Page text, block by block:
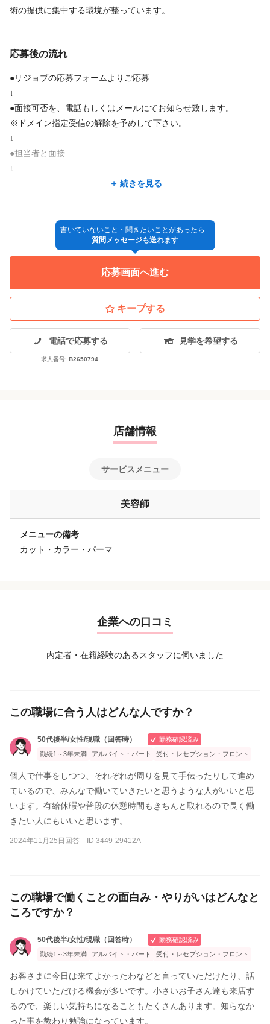
ノルマなし 社会保険完備 社員登用あり 研修制度あり
交通費支給
・上限額
・昇給 随時
(通勤距離２㎞以内は徒歩または自転車通勤)
(社員・パート対象）
※パートの場合：月80時間以上勤務・月88,000円以上の給与のどちらも
満たす事が条件
【その他特典】
・バスケットボール：プロリーグ観戦チケットプレゼント（抽選）：千
・サッカー：Jリーグ観戦チケットプレゼント（抽選）：浦和レッズ戦
続きを見る
急募 大手サロン 経験者歓迎 駅近 車・バイク通勤OK アットホーム
術の提供に集中する環境が整っています。
応募後の流れ
●リジョブの応募フォームよりご応募
↓
●面接可否を、電話もしくはメールにてお知らせ致します。
※ドメイン指定受信の解除を予めして下さい。
↓
●担当者と面接
↓
※採用方法が変更となる場合もございますので、ご了承くださ
い。
【面接地】
各店舗にて行います。
続きを見る
書いていないこと・聞きたいことがあったら...
質問メッセージも送れます
応募画面へ進む
キープする
電話で応募する
求人番号:B2650794
見学を希望する
店舗情報
サービスメニュー
美容師
メニューの備考
カット・カラー・パーマ
企業への口コミ
内定者・在籍経験のあるスタッフに伺いました
この職場に合う人はどんな人ですか？
50代後半/女性/現職（回答時）
勤務確認済み
勤続1～3年未満
アルバイト・パート 受付・レセプション・フロント
個人で仕事をしつつ、それぞれが周りを見て手伝ったりして進め
ているので、みんなで働いていきたいと思うような人がいいと思
います。有給休暇や普段の休憩時間もきちんと取れるので長く働
きたい人にもいいと思います。
2024年11月25日回答 ID 3449-29412A
この職場で働くことの面白み・やりがいはどんなと
ころですか？
50代後半/女性/現職（回答時）
勤務確認済み
勤続1～3年未満
アルバイト・パート 受付・レセプション・フロント
お客さまに今日は来てよかったわなどと言っていただけたり、話
しかけていただける機会が多いです。小さいお子さん達も来店す
るので、楽しい気持ちになることもたくさんあります。知らなか
った事を教わり勉強になっています。